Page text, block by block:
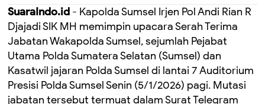
SuaraIndo.id - Kapolda Sumsel Irjen Pol Andi Rian R
Djajadi SIK MH memimpin upacara Serah Terima
Jabatan Wakapolda Sumsel, sejumlah Pejabat
Utama Polda Sumatera Selatan (Sumsel) dan
Kasatwil jajaran Polda Sumsel di lantai 7 Auditorium
Presisi Polda Sumsel Senin (5/1/2026) pagi. Mutasi
jabatan tersebut termuat dalam Surat Telegram